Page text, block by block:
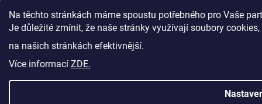
Na těchto stránkách máme spoustu potřebného pro Vaše
Je důležité zmínit, že naše stránky využívají soubory
na našich stránkách efektivnější.
Více informací ZDE.